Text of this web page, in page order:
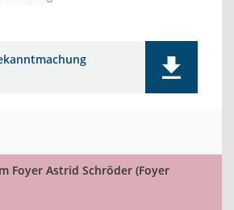
Foyer Astrid Schröder (Foyer